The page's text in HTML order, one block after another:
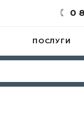
0
ПОСЛУГИ